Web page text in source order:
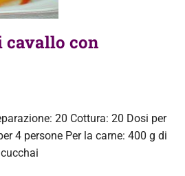
cavallo con
20 Cottura: 20 Dosi per
4 persone Per la carne: 400 g di